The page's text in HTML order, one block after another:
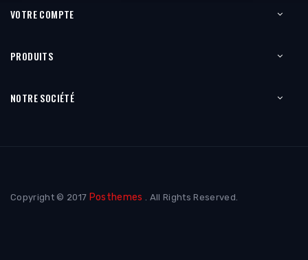
VOTRE COMPTE
PRODUITS
NOTRE SOCIÉTÉ
Copyright © 2017 Posthemes . All Rights Reserved.